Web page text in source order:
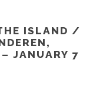
ISLAND /
JANUARY 7